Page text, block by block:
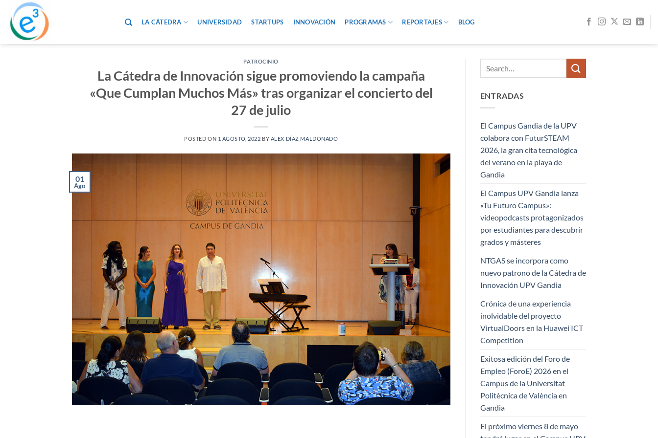
Saltar
contenido
LA CÁTEDRA UNIVERSIDAD STARTUPS INNOVACIÓN PROGRAMAS REPORTAJES BLOG
PATROCINIO
La Cátedra de Innovación sigue promoviendo la campaña
«Que Cumplan Muchos Más» tras organizar el concierto del
27 de julio
POSTED ON 1 AGOSTO, 2022 BY ALEX DÍAZ MALDONADO
01
Ago
ENTRADAS
El Campus Gandia de la UPV
colabora con FuturSTEAM
2026, la gran cita tecnológica
del verano en la playa de
Gandia
El Campus UPV Gandia lanza
«Tu Futuro Campus»:
videopodcasts protagonizados
por estudiantes para descubrir
grados y másteres
NTGAS se incorpora como
nuevo patrono de la Cátedra de
Innovación UPV Gandia
Crónica de una experiencia
inolvidable del proyecto
VirtualDoors en la Huawei ICT
Competition
Exitosa edición del Foro de
Empleo (ForoE) 2026 en el
Campus de la Universitat
Politècnica de València en
Gandia
El próximo viernes 8 de mayo